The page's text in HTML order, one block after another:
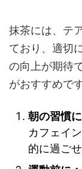
抹茶には、テ
ており、適切
の向上が期待
がおすすめで
朝の習慣に
カフェイ
的に過ごせ